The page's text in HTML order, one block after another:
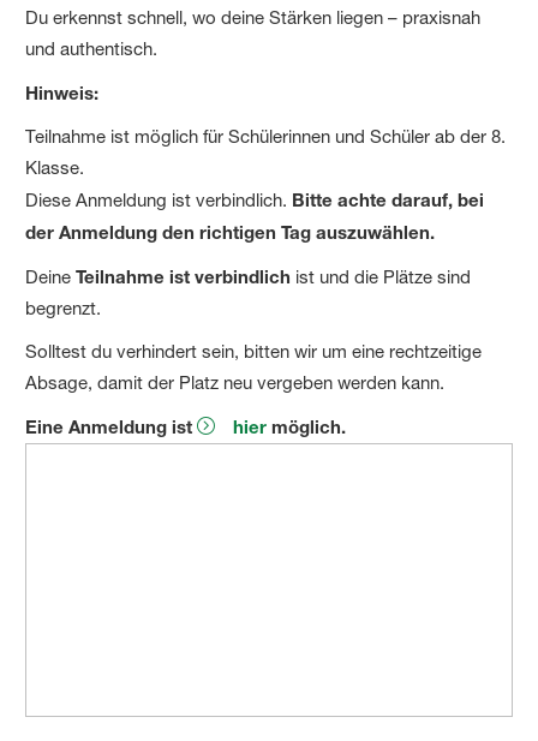
Du erkennst schnell, wo deine Stärken liegen – praxisnah
und authentisch.
Hinweis:
Teilnahme ist möglich für Schülerinnen und Schüler ab der 8.
Klasse.
Diese Anmeldung ist verbindlich. Bitte achte darauf, bei
der Anmeldung den richtigen Tag auszuwählen.
DeineTeilnahme ist verbindlich ist und die Plätze sind
begrenzt.
Solltest du verhindert sein, bitten wir um eine rechtzeitige
Absage, damit der Platz neu vergeben werden kann.
Eine Anmeldung ist hier möglich.